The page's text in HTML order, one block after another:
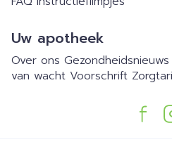
Uw apotheek
Over ons Gezondheidsnieuws
van wacht Voorschrift